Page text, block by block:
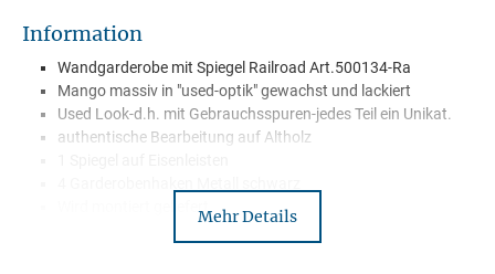
Information
Wandgarderobe mit Spiegel Railroad Art.500134-Ra
Mango massiv in "used-optik" gewachst und lackiert
Used Look-d.h. mit Gebrauchsspuren-jedes Teil ein Unikat.
authentische Bearbeitung auf Altholz
Mehr Details